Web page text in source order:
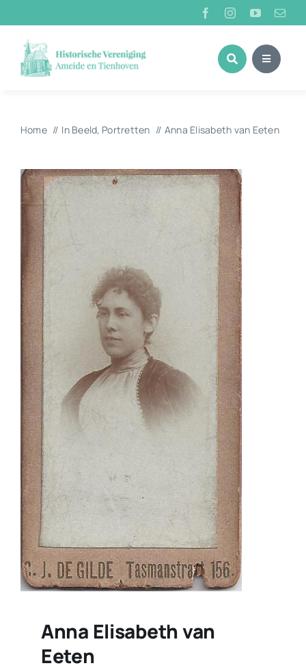
naar
inhoud
Home In Beeld Portretten Anna Elisabeth van Eeten
Anna Elisabeth van
Eeten